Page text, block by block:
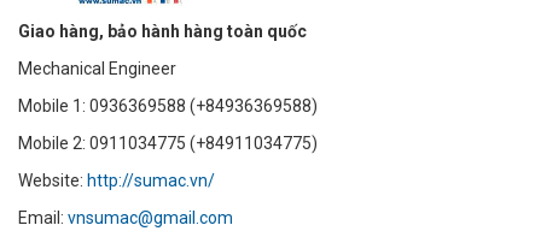
Giao hàng, bảo hành hàng toàn quốc
Mechanical Engineer
Mobile 1: 0936369588 (+84936369588)
Mobile 2: 0911034775 (+84911034775)
Website: http://sumac.vn/
Email: vnsumac@gmail.com